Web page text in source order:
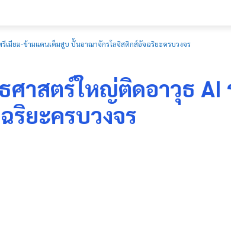
เมียม-ข้ามแดนเต็มสูบ ปั้นอาณาจักรโลจิสติกส์อัจฉริยะครบวงจร
ศาสตร์ใหญ่ติดอาวุธ
ริยะครบวงจร